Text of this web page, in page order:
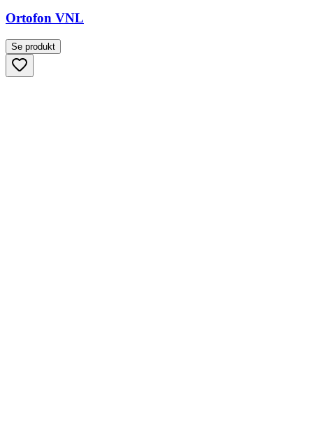
Ortofon VNL
Se produkt